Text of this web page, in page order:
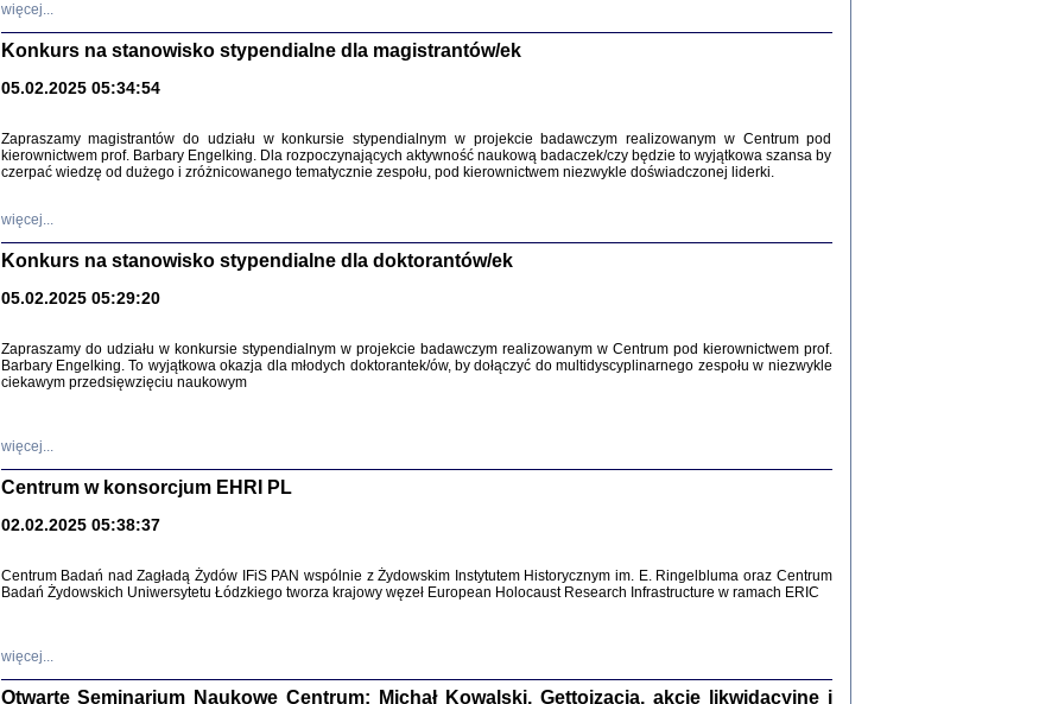
Pisma Kopla i Mirki Piżyców o życiu w getcie i okupowanej
Warszawie
Warszawa 2016
SZCZĘŚCIE JEST POSIADAĆ DOM POD ZIEMIĄ ...
więcej...
Konkurs na stanowisko stypendialne dla magistrantów/ek
05.02.2025 05:34:54
Zapraszamy magistrantów do udziału w konkursie stypendialnym w projekcie badawczym realizowanym w Centrum pod
kierownictwem prof. Barbary Engelking. Dla rozpoczynających aktywność naukową badaczek/czy będzie to wyjątkowa szansa by
czerpać wiedzę od dużego i zróżnicowanego tematycznie zespołu, pod kierownictwem niezwykle doświadczonej liderki.
więcej...
Konkurs na stanowisko stypendialne dla doktorantów/ek
05.02.2025 05:29:20
Zapraszamy do udziału w konkursie stypendialnym w projekcie badawczym realizowanym w Centrum pod kierownictwem prof.
Barbary Engelking. To wyjątkowa okazja dla młodych doktorantek/ów, by dołączyć do multidyscyplinarnego zespołu w niezwykle
ciekawym przedsięwzięciu naukowym
więcej...
Centrum w konsorcjum EHRI PL
02.02.2025 05:38:37
Centrum Badań nad Zagładą Żydów IFiS PAN wspólnie z Żydowskim Instytutem Historycznym im. E. Ringelbluma oraz Centrum
Badań Żydowskich Uniwersytetu Łódzkiego tworza krajowy węzeł European Holocaust Research Infrastructure w ramach ERIC
więcej...
Otwarte Seminarium Naukowe Centrum: Michał Kowalski, Gettoizacja, akcje likwidacyjne i